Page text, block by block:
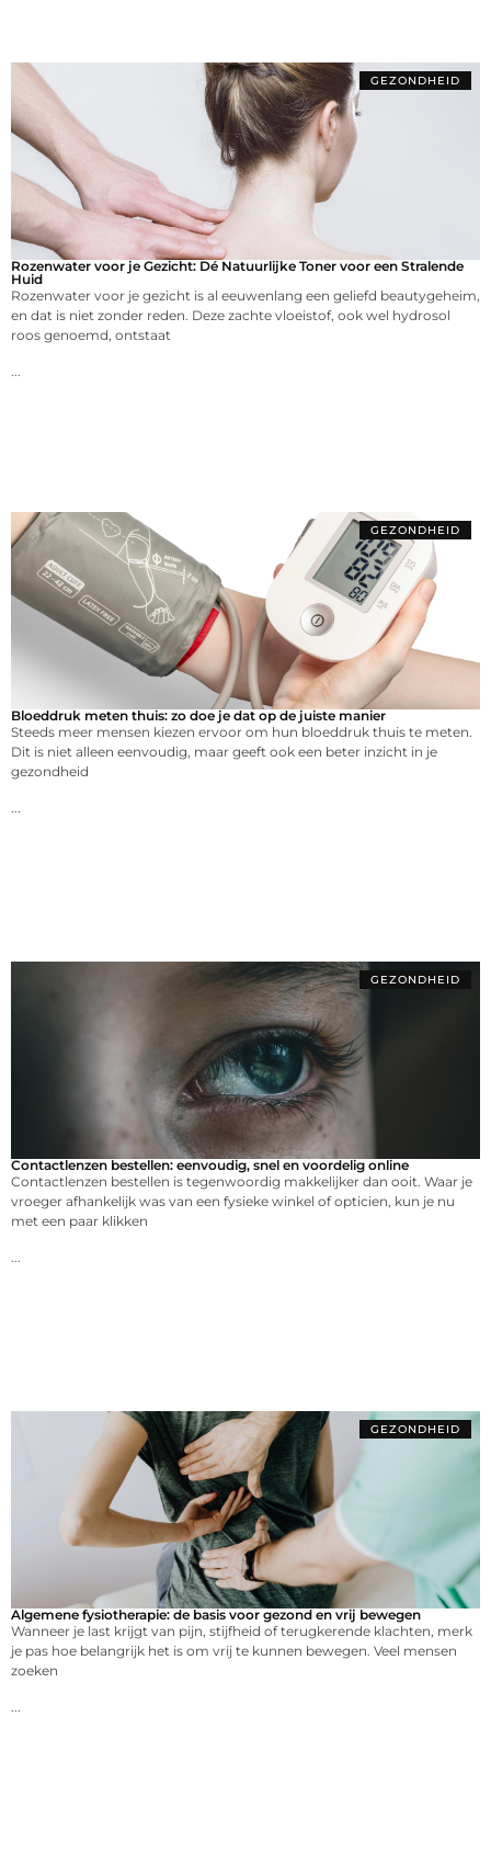
GEZONDHEID
Rozenwater voor je Gezicht: Dé Natuurlijke Toner voor een Stralende
Huid
Rozenwater voor je gezicht is al eeuwenlang een geliefd beautygeheim,
en dat is niet zonder reden. Deze zachte vloeistof, ook wel hydrosol
roos genoemd, ontstaat
GEZONDHEID
Bloeddruk meten thuis: zo doe je dat op de juiste manier
Steeds meer mensen kiezen ervoor om hun bloeddruk thuis te meten.
Dit is niet alleen eenvoudig, maar geeft ook een beter inzicht in je
gezondheid
GEZONDHEID
Contactlenzen bestellen: eenvoudig, snel en voordelig online
Contactlenzen bestellen is tegenwoordig makkelijker dan ooit. Waar je
vroeger afhankelijk was van een fysieke winkel of opticien, kun je nu
met een paar klikken
GEZONDHEID
Algemene fysiotherapie: de basis voor gezond en vrij bewegen
Wanneer je last krijgt van pijn, stijfheid of terugkerende klachten, merk
je pas hoe belangrijk het is om vrij te kunnen bewegen. Veel mensen
zoeken